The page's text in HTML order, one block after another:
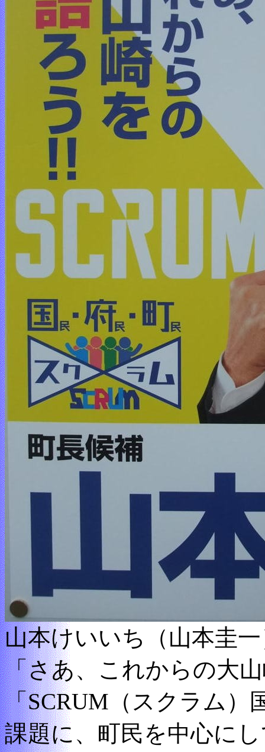
山本けいいち（山本圭
「さあ、これからの大
「SCRUM（スクラム）
課題に、町民を中心に